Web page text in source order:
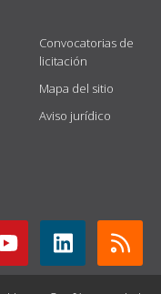
Convocatorias de
licitación
Mapa del sitio
Aviso jurídico